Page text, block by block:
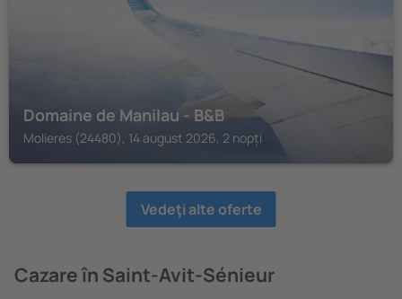
Domaine de Manilau - B&B
Molieres (24480), 14 august 2026, 2 nopți
Vedeţi alte oferte
Cazare în Saint-Avit-Sénieur